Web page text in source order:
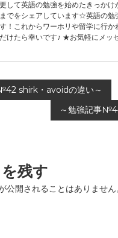
更して英語の勉強を始めたきっかけ
までをシェアしています☆英語の勉
す！これからワーホリや留学に行か
だけたら幸いです♪ ★お気軽にメッ
shirk・avoidの違い～
～勉強記事
残す
公開されることはありません